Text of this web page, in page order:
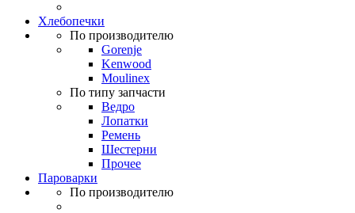
Хлебопечки
По производителю
Gorenje
Kenwood
Moulinex
По типу запчасти
Ведро
Лопатки
Ремень
Шестерни
Прочее
Пароварки
По производителю